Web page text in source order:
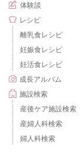
体験談
レシピ
離乳食レシピ
妊娠食レシピ
妊活食レシピ
成長アルバム
施設検索
産後ケア施設検索
産婦人科検索
婦人科検索